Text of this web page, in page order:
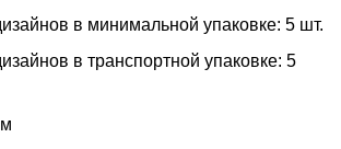
в минимальной упаковке: 5 шт.
в транспортной упаковке: 5